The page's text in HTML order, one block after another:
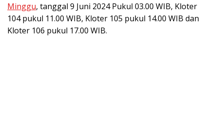
Minggu, tanggal 9 Juni 2024 Pukul 03.00 WIB, Kloter
104 pukul 11.00 WIB, Kloter 105 pukul 14.00 WIB dan
Kloter 106 pukul 17.00 WIB.